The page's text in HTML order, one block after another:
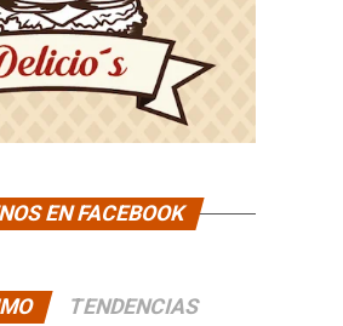
EN FACEBOOK
TENDENCIAS